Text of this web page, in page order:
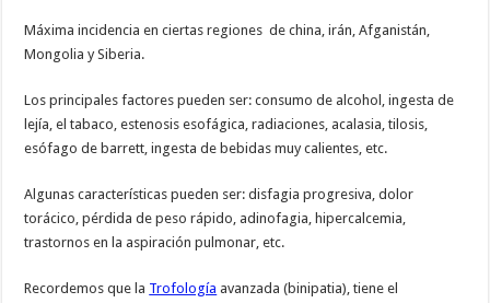
Máxima incidencia en ciertas regiones de china, irán, Afganistán,
Mongolia y Siberia.
Los principales factores pueden ser: consumo de alcohol, ingesta de
lejía, el tabaco, estenosis esofágica, radiaciones, acalasia, tilosis,
esófago de barrett, ingesta de bebidas muy calientes, etc.
Algunas características pueden ser: disfagia progresiva, dolor
torácico, pérdida de peso rápido, adinofagia, hipercalcemia,
trastornos en la aspiración pulmonar, etc.
Recordemos que la Trofología avanzada (binipatia), tiene el